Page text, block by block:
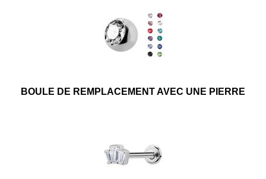
BOULE DE REMPLACEMENT AVEC UNE PIERRE